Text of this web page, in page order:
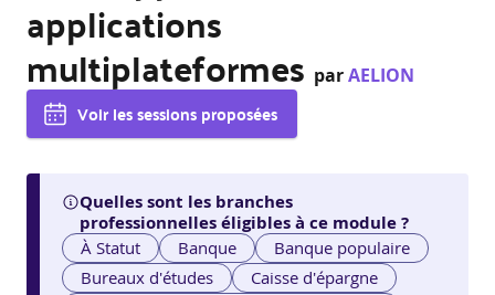
applications
multiplateformes parAELION
Voir les sessions proposées
Quelles sont les branches
professionnelles éligibles à ce module ?
À Statut Banque
Banque populaire
Bureaux d'études
Caisse d'épargne